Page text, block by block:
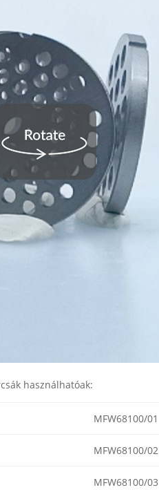
használhatóak:
MFW68100/01
MFW68100/02
MFW68100/03